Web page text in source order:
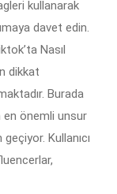
kullanarak
davet edin.
Nasıl
dikkat
Burada
en önemli unsur
Kullanıcı